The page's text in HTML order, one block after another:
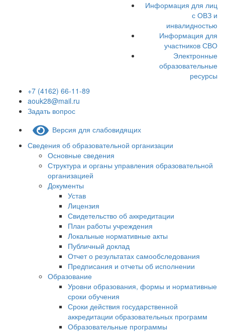
Информация для лиц
с ОВЗ и
инвалидностью
Информация для
участников СВО
Электронные
образовательные
ресурсы
+7 (4162) 66-11-89
aouk28@mail.ru
Задать вопрос
Версия для слабовидящих
Сведения об образовательной организации
Основные сведения
Структура и органы управления образовательной
организацией
Документы
Устав
Лицензия
Свидетельство об аккредитации
План работы учреждения
Локальные нормативные акты
Публичный доклад
Отчет о результатах самообследования
Предписания и отчеты об исполнении
Образование
Уровни образования, формы и нормативные
сроки обучения
Сроки действия государственной
аккредитации образовательных программ
Образовательные программы